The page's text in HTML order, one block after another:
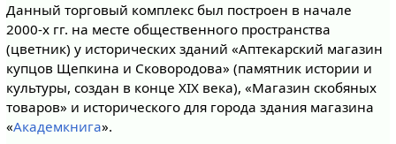
Данный торговый комплекс был построен в начале
2000-х гг. на месте общественного пространства
(цветник) у исторических зданий «Аптекарский магазин
купцов Щепкина и Сковородова» (памятник истории и
культуры, создан в конце XIX века), «Магазин скобяных
товаров» и исторического для города здания магазина
«Академкнига».